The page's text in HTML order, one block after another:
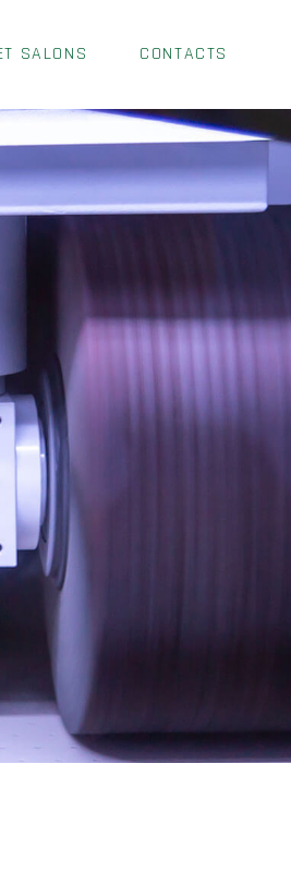
SALONS CONTACTS